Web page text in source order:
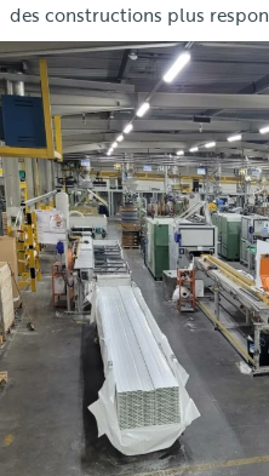
des constructions plus